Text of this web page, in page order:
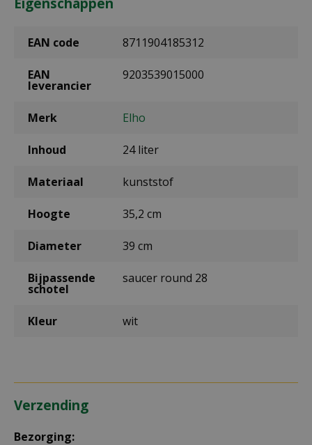
EAN code 8711904185312
EAN
leverancier
9203539015000
Merk Elho
Inhoud 24 liter
Materiaal kunststof
Hoogte 35,2 cm
Diameter 39 cm
Bijpassende
schotel
saucer round 28
Kleur wit
Verzending
Bezorging: